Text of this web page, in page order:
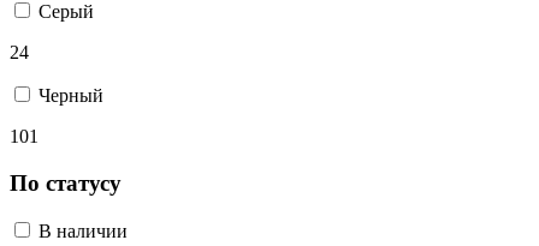
Серый
24
Черный
101
По статусу
В наличии